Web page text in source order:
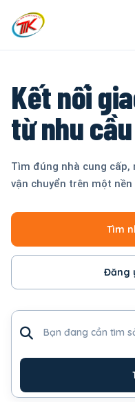
Kết nối
từ nhu
Tìm đúng nhà cung cấp,
vận chuyển trên một nền
Tìm
Đăng